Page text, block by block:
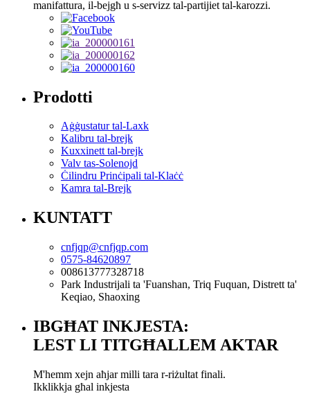
manifattura, il-bejgħ u s-servizz tal-partijiet tal-karozzi.
Prodotti
Aġġustatur tal-Laxk
Kalibru tal-brejk
Kuxxinett tal-brejk
Valv tas-Solenojd
Ċilindru Prinċipali tal-Klaċċ
Kamra tal-Brejk
KUNTATT
cnfjqp@cnfjqp.com
0575-84620897
008613777328718
Park Industrijali ta 'Fuanshan, Triq Fuquan, Distrett ta'
Keqiao, Shaoxing
IBGĦAT INKJESTA:
LEST LI TITGĦALLEM AKTAR
M'hemm xejn aħjar milli tara r-riżultat finali.
Ikklikkja għal inkjesta